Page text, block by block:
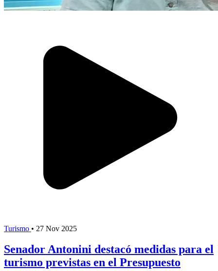
Turismo • 27 Nov 2025
Senador Antonini destacó medidas para el
turismo previstas en el Presupuesto